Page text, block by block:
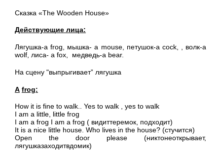
Сказка «The Wooden House»
Действующие лица:
Лягушка-a frog, мышка- a mouse, петушок-a cock, , волк-a
wolf, лиса- a fox, медведь-a bear.
На сцену "выпрыгивает” лягушка
A frog:
How it is fine to walk.. Yes to walk , yes to walk
I am a little, little frog
I am a frog I am a frog ( видиттеремок, подходит)
It is a nice little house. Who lives in the house? (стучится)
Open the door please (никтонеоткрывает,
лягушказаходитвдомик)